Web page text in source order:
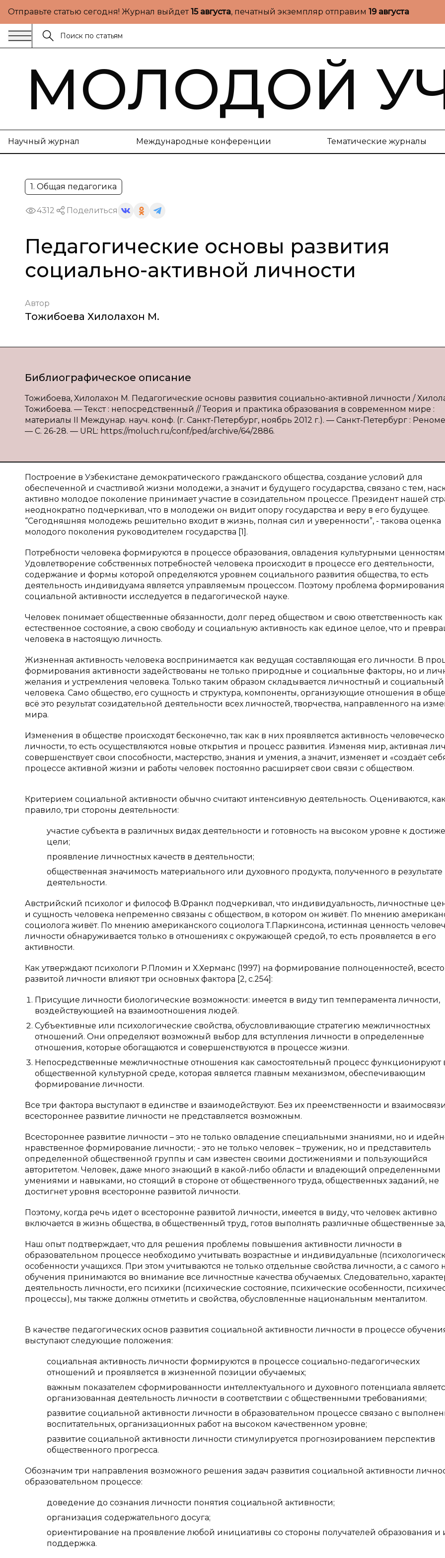
Отправьте статью сегодня! Журнал выйдет15 августа, печатный экземпляр отправим 19 августа
МОЛОДОЙ
Научный журнал Международные конференции Тематические журналы
1. Общая педагогика
4312 Поделиться
Педагогические основы развития
социально-активной личности
Автор
Тожибоева Хилолахон М.
Библиографическое описание
Тожибоева, Хилолахон М. Педагогические основы развития социально-активной личности /
Тожибоева. — Текст : непосредственный // Теория и практика образования в современном мире :
материалы II Междунар. науч. конф. (г. Санкт-Петербург, ноябрь 2012 г.). — Санкт-Петербург :
— С. 26-28. — URL: https://moluch.ru/conf/ped/archive/64/2886.
Построение в Узбекистане демократического гражданского общества, создание условий для
обеспеченной и счастливой жизни молодежи, а значит и будущего государства, связано с тем,
активно молодое поколение принимает участие в созидательном процессе. Президент нашей
неоднократно подчеркивал, что в молодежи он видит опору государства и веру в его будущее.
“Сегодняшняя молодежь решительно входит в жизнь, полная сил и уверенности”, - такова оценка
молодого поколения руководителем государства [1].
Потребности человека формируются в процессе образования, овладения культурными
Удовлетворение собственных потребностей человека происходит в процессе его деятельности,
содержание и формы которой определяются уровнем социального развития общества, то есть
деятельность индивидуама является управляемым процессом. Поэтому проблема формирования
социальной активности исследуется в педагогической науке.
Человек понимает общественные обязанности, долг перед обществом и свою ответственность как
естественное состояние, а свою свободу и социальную активность как единое целое, что и
человека в настоящую личность.
Жизненная активность человека воспринимается как ведущая составляющая его личности. В
формирования активности задействованы не только природные и социальные факторы, но и
желания и устремления человека. Только таким образом складывается личностный и
человека. Само общество, его сущность и структура, компоненты, организующие отношения в
всё это результат созидательной деятельности всех личностей, творчества, направленного на
мира.
Изменения в обществе происходят бесконечно, так как в них проявляется активность
личности, то есть осуществляются новые открытия и процесс развития. Изменяя мир, активная
совершенствует свои способности, мастерство, знания и умения, а значит, изменяет и «создаёт
процессе активной жизни и работы человек постоянно расширяет свои связи с обществом.
Критерием социальной активности обычно считают интенсивную деятельность. Оцениваются, как
правило, три стороны деятельности:
участие субъекта в различных видах деятельности и готовность на высоком уровне к
цели;
проявление личностных качеств в деятельности;
общественная значимость материального или духовного продукта, полученного в результате
деятельности.
Австрийский психолог и философ В.Франкл подчеркивал, что индивидуальность, личностные
и сущность человека непременно связаны с обществом, в котором он живёт. По мнению
социолога живёт. По мнению американского социолога Т.Паркинсона, истинная ценность
личности обнаруживается только в отношениях с окружающей средой, то есть проявляется в его
активности.
Как утверждают психологи Р.Пломин и Х.Херманс (1997) на формирование полноценностей,
развитой личности влияют три основных фактора [2, с.254]:
Присущие личности биологические возможности: имеется в виду тип темперамента личности,
воздействующией на взаимоотношения людей.
Субъективные или психологические свойства, обусловливающие стратегию межличностных
отношений. Они определяют возможный выбор для вступления личности в определенные
отношения, которые обогащаются и совершенствуются в процессе жизни.
Непосредственные межличностные отношения как самостоятельный процесс функционируют
общественной культурной среде, которая является главным механизмом, обеспечивающим
формирование личности.
Все три фактора выступают в единстве и взаимодействуют. Без их преемственности и взаимосвязи
всестороннее развитие личности не представляется возможным.
Всестороннее развитие личности – это не только овладение специальными знаниями, но и
нравственное формирование личности; - это не только человек – труженик, но и представитель
определенной общественной группы и сам известен своими достижениями и пользующийся
авторитетом. Человек, даже много знающий в какой-либо области и владеющий определенными
умениями и навыками, но стоящий в стороне от общественного труда, общественных заданий, не
достигнет уровня всесторонне развитой личности.
Поэтому, когда речь идет о всесторонне развитой личности, имеется в виду, что человек активно
включается в жизнь общества, в общественный труд, готов выполнять различные общественные
Наш опыт подтверждает, что для решения проблемы повышения активности личности в
образовательном процессе необходимо учитывать возрастные и индивидуальные
особенности учащихся. При этом учитываются не только отдельные свойства личности, а с самого
обучения принимаются во внимание все личностные качества обучаемых. Следовательно,
деятельность личности, его психики (психические состояние, психические особенности,
процессы), мы также должны отметить и свойства, обусловленные национальным менталитом.
В качестве педагогических основ развития социальной активности личности в процессе
выступают следующие положения:
социальная активность личности формируются в процессе социально-педагогических
отношений и проявляется в жизненной позиции обучаемых;
важным показателем сформированности интеллектуального и духовного потенциала
организованная деятельность личности в соответствии с общественными требованиями;
развитие социальной активности личности в образовательном процессе связано с
воспитательных, организационных работ на высоком качественном уровне;
развитие социальной активности личности стимулируется прогнозированием перспектив
общественного прогресса.
Обозначим три направления возможного решения задач развития социальной активности
образовательном процессе:
доведение до сознания личности понятия социальной активности;
организация содержательного досуга;
ориентирование на проявление любой инициативы со стороны получателей образования и
поддержка.